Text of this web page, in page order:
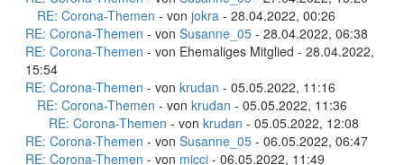
RE: Corona-Themen - von jokra - 28.04.2022, 00:26
RE: Corona-Themen - von Susanne_05 - 28.04.2022, 06:38
RE: Corona-Themen - von Ehemaliges Mitglied - 28.04.2022,
15:54
RE: Corona-Themen - von krudan - 05.05.2022, 11:16
RE: Corona-Themen - von krudan - 05.05.2022, 11:36
RE: Corona-Themen - von krudan - 05.05.2022, 12:08
RE: Corona-Themen - von Susanne_05 - 06.05.2022, 06:47
RE: Corona-Themen - von micci - 06.05.2022, 11:49